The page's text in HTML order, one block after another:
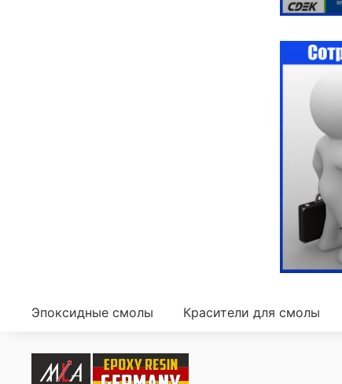
Эпоксидные смолы Красители для смолы